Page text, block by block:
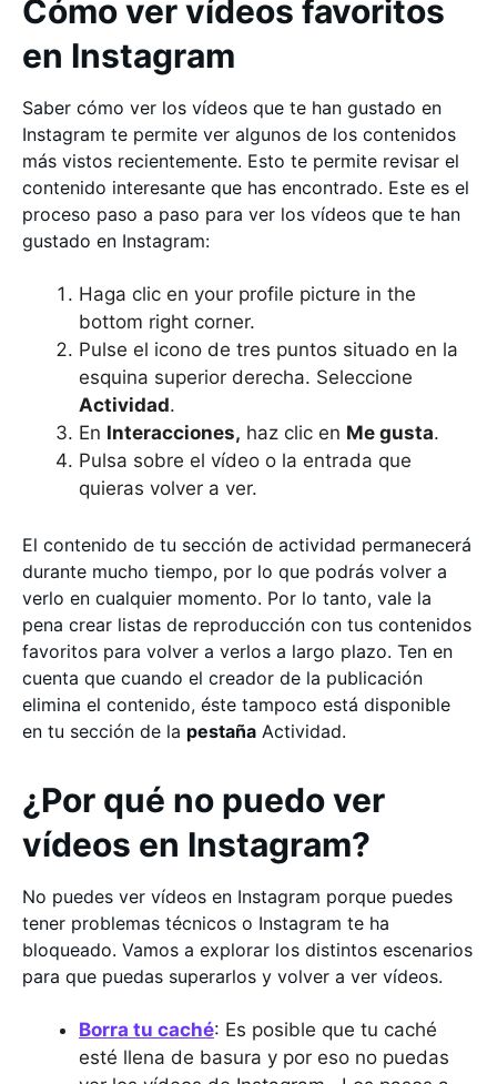
Cómo ver vídeos favoritos
en Instagram
Saber cómo ver los vídeos que te han gustado en
Instagram te permite ver algunos de los contenidos
más vistos recientemente. Esto te permite revisar el
contenido interesante que has encontrado. Este es el
proceso paso a paso para ver los vídeos que te han
gustado en Instagram:
Haga clic en your profile picture in the
bottom right corner.
Pulse el icono de tres puntos situado en la
esquina superior derecha. Seleccione
Actividad.
En Interacciones, haz clic en Me gusta.
Pulsa sobre el vídeo o la entrada que
quieras volver a ver.
El contenido de tu sección de actividad permanecerá
durante mucho tiempo, por lo que podrás volver a
verlo en cualquier momento. Por lo tanto, vale la
pena crear listas de reproducción con tus contenidos
favoritos para volver a verlos a largo plazo. Ten en
cuenta que cuando el creador de la publicación
elimina el contenido, éste tampoco está disponible
en tu sección de la pestaña Actividad.
¿Por qué no puedo ver
vídeos en Instagram?
No puedes ver vídeos en Instagram porque puedes
tener problemas técnicos o Instagram te ha
bloqueado. Vamos a explorar los distintos escenarios
para que puedas superarlos y volver a ver vídeos.
Borra tu caché: Es posible que tu caché
esté llena de basura y por eso no puedas